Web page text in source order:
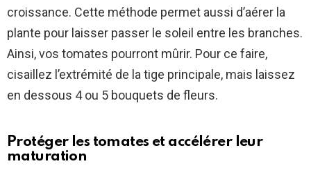
croissance. Cette méthode permet aussi d’aérer la
plante pour laisser passer le soleil entre les branches.
Ainsi, vos tomates pourront mûrir. Pour ce faire,
cisaillez l’extrémité de la tige principale, mais laissez
en dessous 4 ou 5 bouquets de fleurs.
Protéger les tomates et accélérer leur
maturation